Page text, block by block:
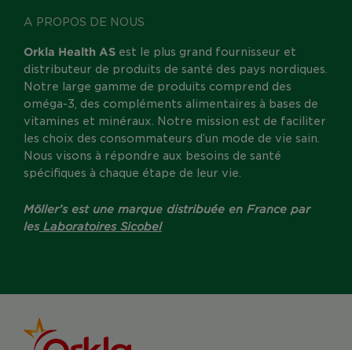
A PROPOS DE NOUS
Orkla Health AS est le plus grand fournisseur et
distributeur de produits de santé des pays nordiques.
Notre large gamme de produits comprend des
oméga-3, des compléments alimentaires à bases de
vitamines et minéraux. Notre mission est de faciliter
les choix des consommateurs d’un mode de vie sain.
Nous visons à répondre aux besoins de santé
spécifiques à chaque étape de leur vie.
Möller’s est une marque distribuée en France par
lesLaboratoires Sicobel